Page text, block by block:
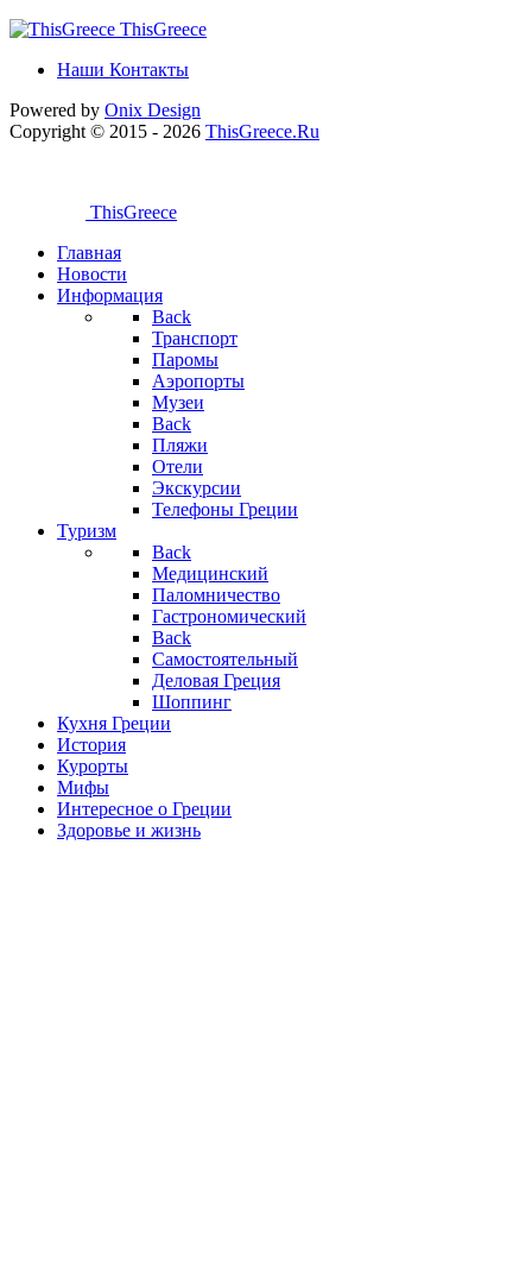
ThisGreece
Наши Контакты
Powered by Onix Design
Copyright © 2015 - 2026 ThisGreece.Ru
ThisGreece
Главная
Новости
Информация
Back
Транспорт
Паромы
Аэропорты
Музеи
Back
Пляжи
Отели
Экскурсии
Телефоны Греции
Туризм
Back
Медицинский
Паломничество
Гастрономический
Back
Самостоятельный
Деловая Греция
Шоппинг
Кухня Греции
История
Курорты
Мифы
Интересное о Греции
Здоровье и жизнь